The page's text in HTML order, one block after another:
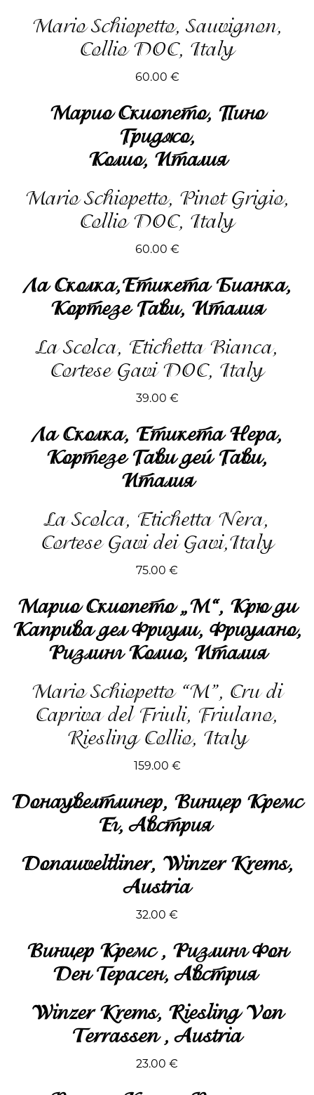
Mario Schiopetto, Sauvignon,
Collio DOC, Italy
60.00 €
Марио Скиопето, Пино
Гриджо,
Колио, Италия
Mario Schiopetto, Pinot Grigio,
Collio DOC, Italy
60.00 €
Ла Сколка,Етикета Бианка,
Кортезе Гави, Италия
La Scolca, Etichetta Bianca,
Cortese Gavi DOC, Italy
39.00 €
Ла Сколка, Етикета Нера,
Кортезе Гави дей Гави,
Италия
La Scolca, Etichetta Nera,
Cortese Gavi dei Gavi,Italy
75.00 €
Марио Скиопето „М“, Крю ди
Каприва дел Фриули, Фриулано,
Ризлинг Колио, Италия
Mario Schiopetto “М”, Cru di
Capriva del Friuli, Friulano,
Riesling Collio, Italy
159.00 €
Донаувелтлинер, Винцер Кремс
Ег, Австрия
Donauveltliner, Winzer Krems,
Austria
32.00 €
Винцер Кремс , Ризлинг Фон
Ден Терасен, Австрия
Winzer Krems, Riesling Von
Terrassen , Austria
23.00 €